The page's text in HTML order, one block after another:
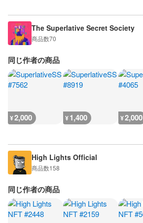
The Superlative Secret Society
商品数70
同じ作者の商品
¥2,000 ¥1,400 ¥2,000
High Lights Official
商品数158
同じ作者の商品